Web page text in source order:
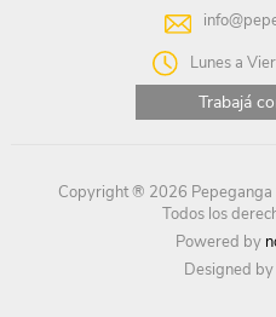
Lunes a
Trabajá
Copyright ® 2026
Todos los
Powered by
Designed by